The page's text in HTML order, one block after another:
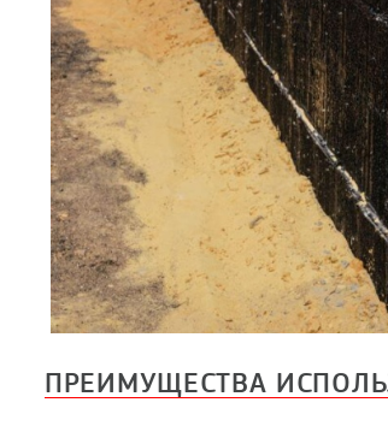
ПРЕИМУЩЕСТВА